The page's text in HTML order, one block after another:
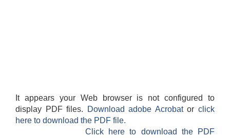
It appears your Web browser is not configured to
display PDF files.
Download adobe Acrobatorclick
here to download the PDF file.
Click here to download the PDF